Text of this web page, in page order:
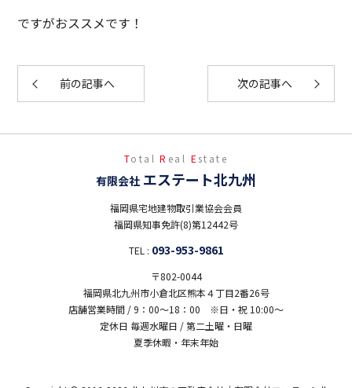
ですがおススメです！
前の記事へ 次の記事へ
TotalR eal E state
有限会社 エステート北九州
福岡県宅地建物取引業協会会員
福岡県知事免許(8)第12442号
TEL : 093-953-9861
〒802-0044
福岡県北九州市小倉北区熊本４丁目2番26号
店舗営業時間 / 9：00～18：00 ※日・祝 10:00～
定休日 毎週水曜日 / 第二土曜・日曜
夏季休暇・年末年始